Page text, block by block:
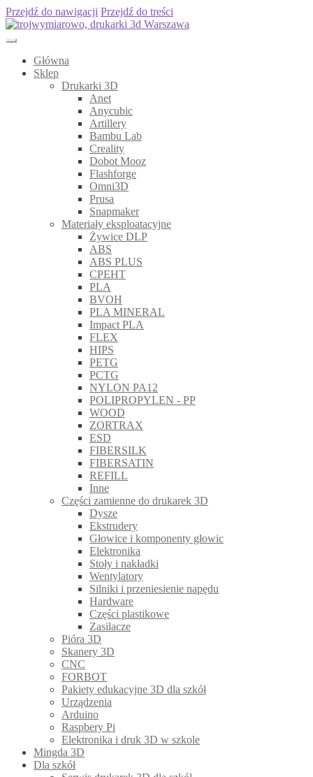
Przejdź do nawigacji Przejdź do treści
Główna
Sklep
Drukarki 3D
Anet
Anycubic
Artillery
Bambu Lab
Creality
Dobot Mooz
Flashforge
Omni3D
Prusa
Snapmaker
Materiały eksploatacyjne
Żywice DLP
ABS
ABS PLUS
CPEHT
PLA
BVOH
PLA MINERAL
Impact PLA
FLEX
HIPS
PETG
PCTG
NYLON PA12
POLIPROPYLEN - PP
WOOD
ZORTRAX
ESD
FIBERSILK
FIBERSATIN
REFILL
Inne
Części zamienne do drukarek 3D
Dysze
Ekstrudery
Głowice i komponenty głowic
Elektronika
Stoły i nakładki
Wentylatory
Silniki i przeniesienie napędu
Hardware
Części plastikowe
Zasilacze
Pióra 3D
Skanery 3D
CNC
FORBOT
Pakiety edukacyjne 3D dla szkół
Urządzenia
Arduino
Raspbery Pi
Elektronika i druk 3D w szkole
Mingda 3D
Dla szkół